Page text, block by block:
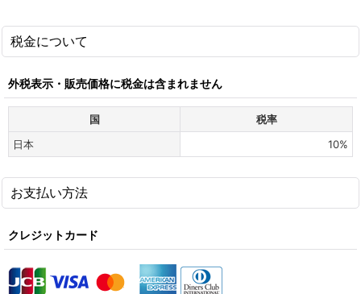
税金について
外税表示・販売価格に税金は含まれません
国
税率
日本
10%
お支払い方法
クレジットカード